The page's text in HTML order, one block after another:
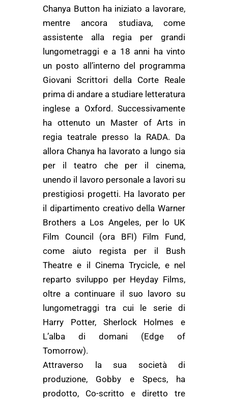
Chanya Button ha iniziato a lavorare,
mentre ancora studiava, come
assistente alla regia per grandi
lungometraggi e a 18 anni ha vinto
un posto all’interno del programma
Giovani Scrittori della Corte Reale
prima di andare a studiare letteratura
inglese a Oxford. Successivamente
ha ottenuto un Master of Arts in
regia teatrale presso la RADA. Da
allora Chanya ha lavorato a lungo sia
per il teatro che per il cinema,
unendo il lavoro personale a lavori su
prestigiosi progetti. Ha lavorato per
il dipartimento creativo della Warner
Brothers a Los Angeles, per lo UK
Film Council (ora BFI) Film Fund,
come aiuto regista per il Bush
Theatre e il Cinema Trycicle, e nel
reparto sviluppo per Heyday Films,
oltre a continuare il suo lavoro su
lungometraggi tra cui le serie di
Harry Potter, Sherlock Holmes e
L’alba di domani (Edge of
Tomorrow).
Attraverso la sua società di
produzione, Gobby e Specs, ha
prodotto, Co-scritto e diretto tre